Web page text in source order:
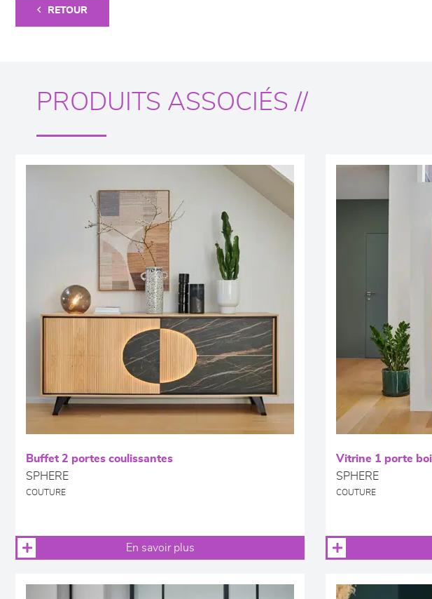
RETOUR
PRODUITS ASSOCIÉS //
Buffet 2 portes coulissantes
SPHERE
COUTURE
En savoir plus
Vitrine 1 porte
SPHERE
COUTURE